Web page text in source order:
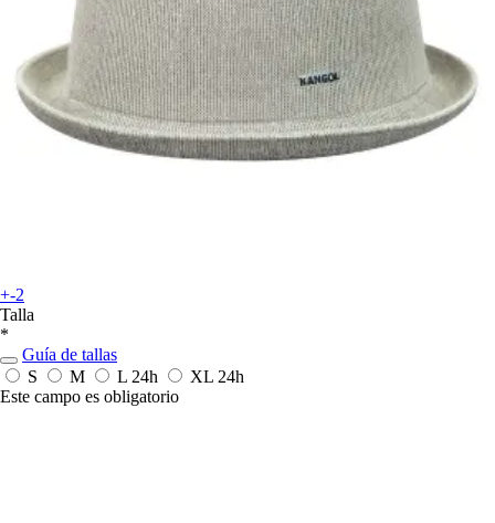
+-2
Talla
*
Guía de tallas
S
M L 24h XL 24h
Este campo es obligatorio